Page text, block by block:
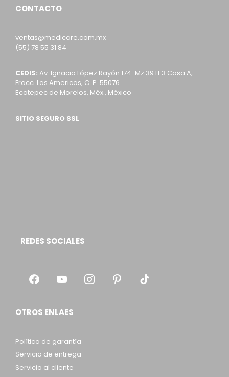
CONTACTO
ventas@medicare.com.mx
(55) 78 55 31 84
CEDIS: Av. Ignacio López Rayón 174-Mz 39 Lt 3 Casa A,
Fracc. Las Americas, C. P. 55076
Ecatepec de Morelos, Méx., México
SITIO SEGURO SSL
REDES SOCIALES
OTROS ENLAES
Política de garantía
Servicio de entrega
Servicio al cliente